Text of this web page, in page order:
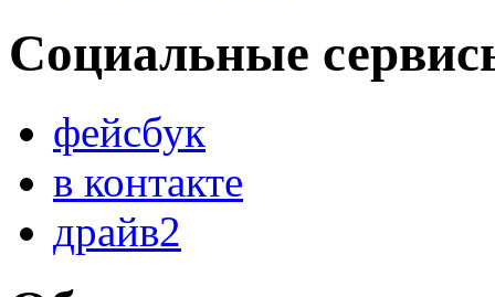
Социальные
фейсбук
в контакте
драйв2